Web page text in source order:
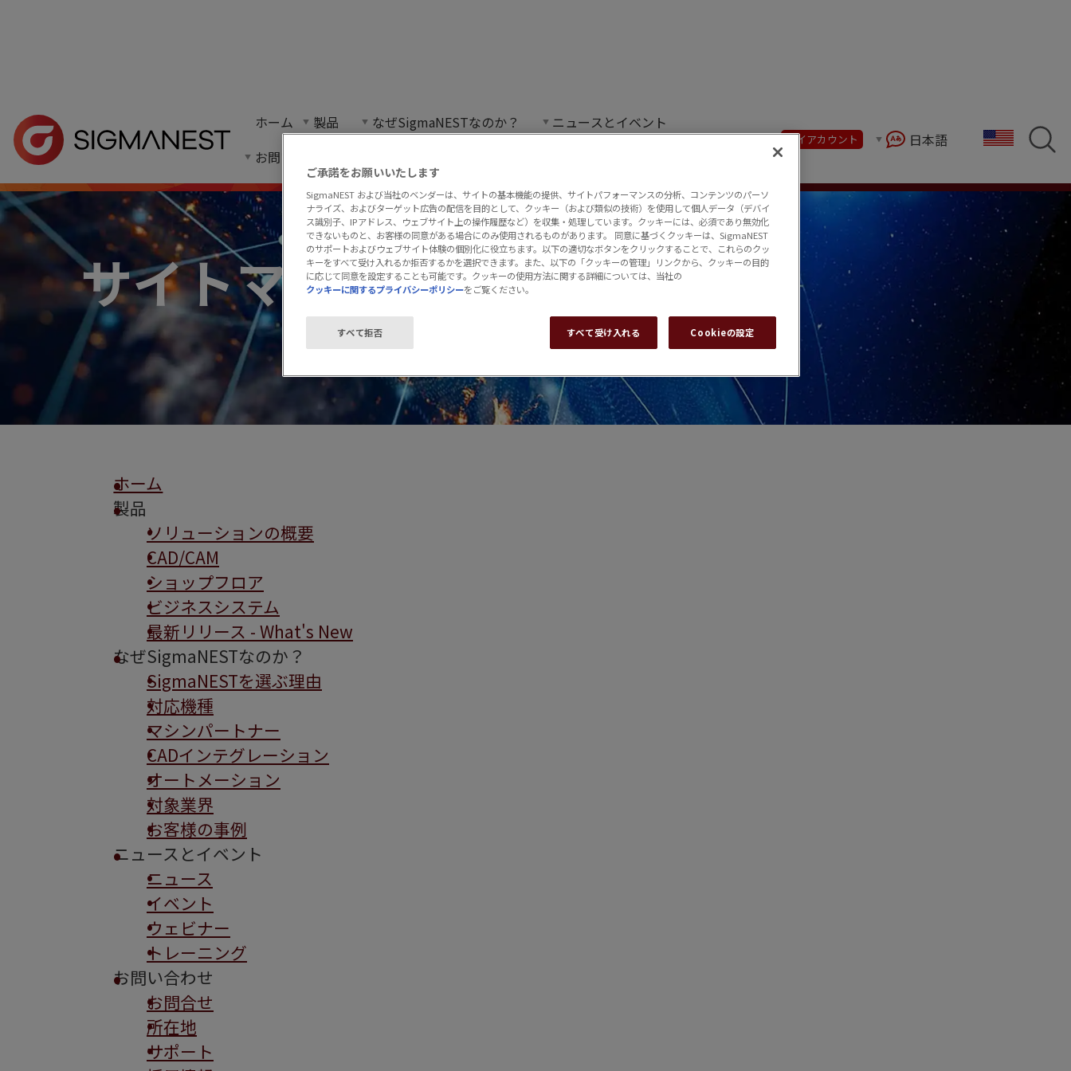
ホーム 製品 なぜSigmaNESTなのか？
ニュースとイベント
お問い合わせ
マイアカウント 日本語
ホーム
すっきりとしたリスト形式のウェブサイト構成。
サイトマップ
ホーム
製品
ソリューションの概要
CAD/CAM
ショップフロア
ビジネスシステム
最新リリース - What's New
なぜSigmaNESTなのか？
SigmaNESTを選ぶ理由
対応機種
マシンパートナー
CADインテグレーション
オートメーション
対象業界
お客様の事例
ニュースとイベント
ニュース
イベント
ウェビナー
トレーニング
お問い合わせ
お問合せ
所在地
サポート
ご承諾をお願いいたします
SigmaNEST および当社のベンダーは、サイトの基本機能の提供、サイトパフォーマンスの分析、コンテンツのパーソ
ナライズ、およびターゲット広告の配信を目的として、クッキー（および類似の技術）を使用して個人データ（デバイ
ス識別子、IPアドレス、ウェブサイト上の操作履歴など）を収集・処理しています。クッキーには、必須であり無効化
できないものと、お客様の同意がある場合にのみ使用されるものがあります。 同意に基づくクッキーは、SigmaNEST
のサポートおよびウェブサイト体験の個別化に役立ちます。以下の適切なボタンをクリックすることで、これらのクッ
キーをすべて受け入れるか拒否するかを選択できます。また、以下の「クッキーの管理」リンクから、クッキーの目的
に応じて同意を設定することも可能です。クッキーの使用方法に関する詳細については、当社の
クッキーに関するプライバシーポリシーをご覧ください。
すべて拒否 すべて受け入れる Cookieの設定